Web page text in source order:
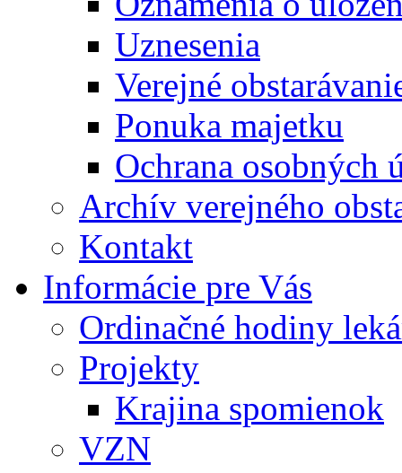
Uznesenia
Verejné
Ponuka majetku
Ochrana osobných
Archív verejného
Kontakt
Informácie pre Vás
Ordinačné hodiny
Projekty
Krajina spomienok
VZN